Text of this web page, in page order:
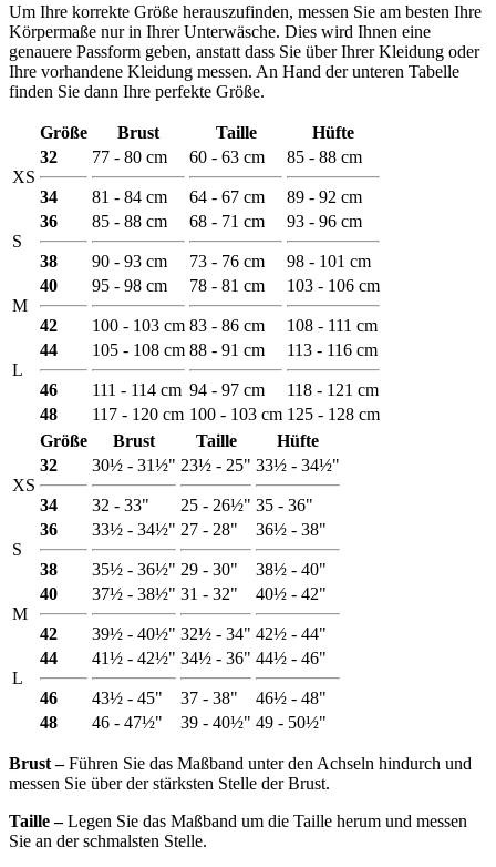
Um Ihre korrekte Größe herauszufinden, messen Sie am besten Ihre
Körpermaße nur in Ihrer Unterwäsche. Dies wird Ihnen eine
genauere Passform geben, anstatt dass Sie über Ihrer Kleidung oder
Ihre vorhandene Kleidung messen. An Hand der unteren Tabelle
finden Sie dann Ihre perfekte Größe.
Größe Brust Taille Hüfte
XS
32
34
77 - 80 cm
81 - 84 cm
60 - 63 cm
64 - 67 cm
85 - 88 cm
89 - 92 cm
S
36
38
85 - 88 cm
90 - 93 cm
68 - 71 cm
73 - 76 cm
93 - 96 cm
98 - 101 cm
M
40
42
95 - 98 cm
100 - 103 cm
78 - 81 cm
83 - 86 cm
103 - 106 cm
108 - 111 cm
L
44
46
105 - 108 cm
111 - 114 cm
88 - 91 cm
94 - 97 cm
113 - 116 cm
118 - 121 cm
48
117 - 120 cm 100 - 103 cm 125 - 128 cm
Größe
Brust Taille Hüfte
XS
32
34
30½ - 31½"
32 - 33"
23½ - 25"
25 - 26½"
33½ - 34½"
35 - 36"
S
36
38
33½ - 34½"
35½ - 36½"
27 - 28"
29 - 30"
36½ - 38"
38½ - 40"
M
40
42
37½ - 38½"
39½ - 40½"
31 - 32"
32½ - 34"
40½ - 42"
42½ - 44"
L
44
46
41½ - 42½"
43½ - 45"
34½ - 36"
37 - 38"
44½ - 46"
46½ - 48"
48
46 - 47½" 39 - 40½" 49 - 50½"
Brust ‒Führen Sie das Maßband unter den Achseln hindurch und
messen Sie über der stärksten Stelle der Brust.
Taille ‒Legen Sie das Maßband um die Taille herum und messen
Sie an der schmalsten Stelle.